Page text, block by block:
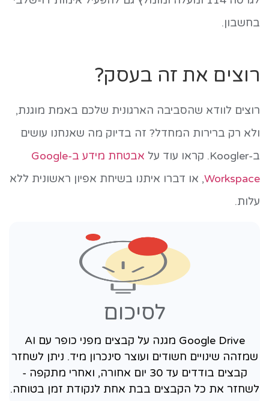
בחשבון.
רוצים את זה בעסק?
רוצים לוודא שהסביבה הארגונית שלכם באמת מוגנת,
ולא רק ברירות המחדל? זה בדיוק מה שאנחנו עושים
ב-Koogler. קראו עוד על
אבטחת מידע ב-Google
Workspace, או דברו איתנו בשיחת אפיון ראשונית ללא
עלות.
לסיכום
Google Drive מגנה על קבצים מפני כופר עם AI
שמזהה שינויים חשודים ועוצר סינכרון מיד. ניתן לשחזר
קבצים בודדים עד 30 יום אחורה, ואחרי מתקפה -
לשחזר את כל הקבצים בבת אחת לנקודת זמן בטוחה.